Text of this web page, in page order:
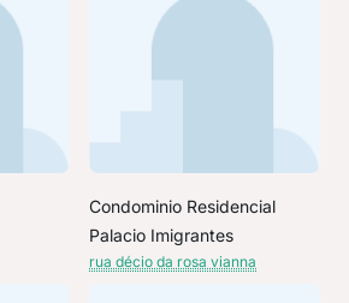
Condominio Residencial
Palacio Imigrantes
rua décio da rosa vianna